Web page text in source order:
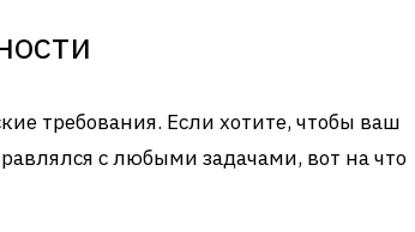
требования. Если хотите, чтобы ваш
с любыми задачами, вот на что